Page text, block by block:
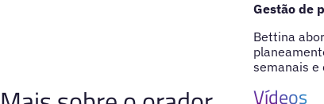
Gestão de
Bettina
semanais e
Vídeos